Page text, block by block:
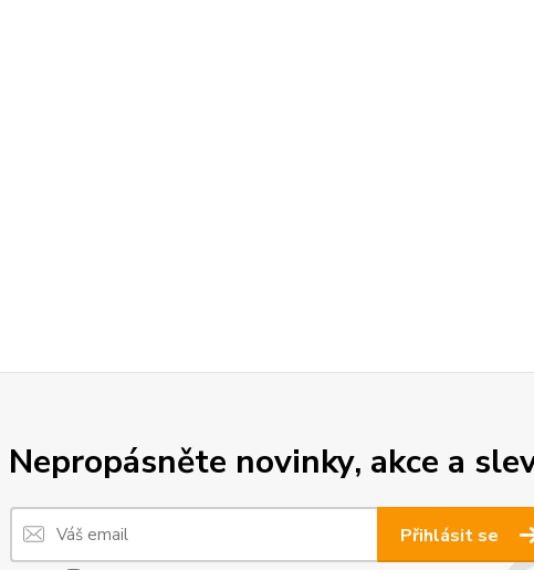
Nepropásněte novinky, akce a
Přihlásit se